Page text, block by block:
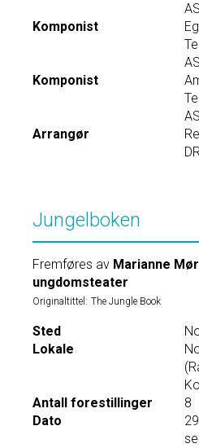
AS
Komponist
AS
Komponist
AS
Arrangør
Jungelboken
Fremføres av Marianne
ungdomsteater
Originaltittel: The Jungle Book
Sted
Lokale
Antall forestillinger
8
Dato